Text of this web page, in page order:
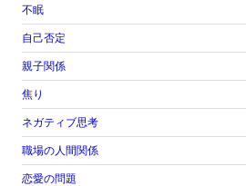
不眠
自己否定
親子関係
焦り
ネガティブ思考
職場の人間関係
恋愛の問題